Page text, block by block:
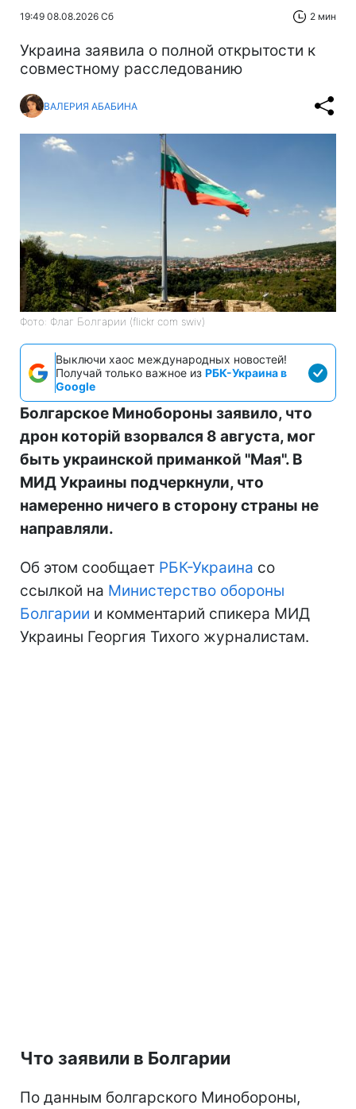
19:49 08.08.2026 Сб 2 мин
Украина заявила о полной открытости к
совместному расследованию
ВАЛЕРИЯ АБАБИНА
Фото: Флаг Болгарии (flickr com swiv)
Выключи хаос международных новостей!
Получай только важное из РБК-Украина в
Google
Болгарское Минобороны заявило, что
дрон которій взорвался 8 августа, мог
быть украинской приманкой "Мая". В
МИД Украины подчеркнули, что
намеренно ничего в сторону страны не
направляли.
Об этом сообщает РБК-Украина со
ссылкой на Министерство обороны
Болгарии и комментарий спикера МИД
Украины Георгия Тихого журналистам.
Что заявили в Болгарии
По данным болгарского Минобороны,